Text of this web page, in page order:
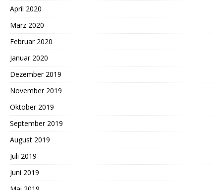
April 2020
März 2020
Februar 2020
Januar 2020
Dezember 2019
November 2019
Oktober 2019
September 2019
August 2019
Juli 2019
Juni 2019